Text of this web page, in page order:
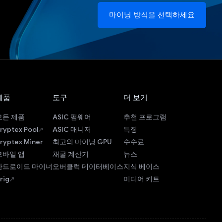
마이닝 방식을 선택하세요
품
든 제품
Pool
Miner
바일 앱
드로이드 마이너
도구
ASIC 펌웨어
ASIC 매니저
최고의 마이닝 GPU
채굴 계산기
오버클럭 데이터베이스
더 보기
추천 프로그램
특징
수수료
뉴스
지식 베이스
미디어 키트